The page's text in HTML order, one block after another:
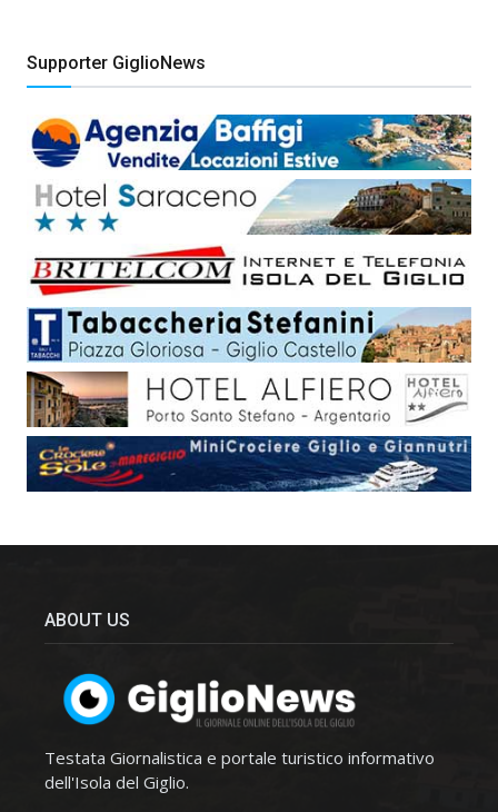
Supporter GiglioNews
ABOUT US
Testata Giornalistica e portale turistico informativo
dell'Isola del Giglio.